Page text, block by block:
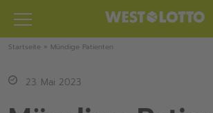
Zum
Inhalt
springen
Startseite » Mündige Patienten
23. Mai 2023